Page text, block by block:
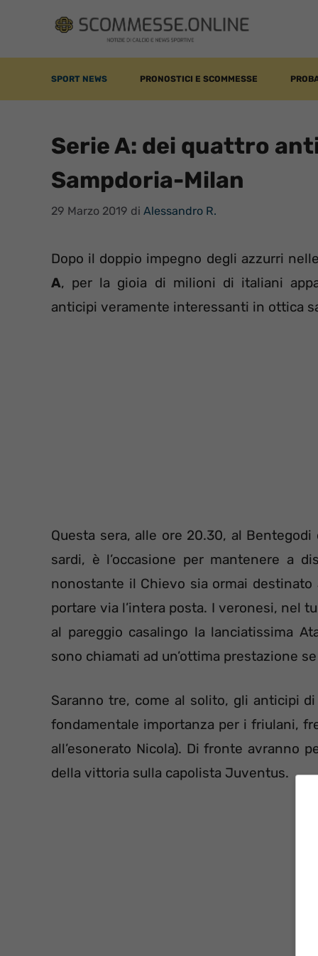
contenuto
SPORT NEWS PRONOSTICI E SCOMMESSE
Serie A: dei quattro
Sampdoria-Milan
29 Marzo 2019 di Alessandro R.
Dopo il doppio impegno degli azzurri
A, per la gioia di milioni di italiani
anticipi veramente interessanti in ottica
Questa sera, alle ore 20.30, al
sardi, è l’occasione per mantenere a
nonostante il Chievo sia ormai
portare via l’intera posta. I veronesi, nel
al pareggio casalingo la lanciatissima
sono chiamati ad un’ottima prestazione
Saranno tre, come al solito, gli anticipi di
fondamentale importanza per i friulani,
all’esonerato Nicola). Di fronte avranno
della vittoria sulla capolista Juventus.